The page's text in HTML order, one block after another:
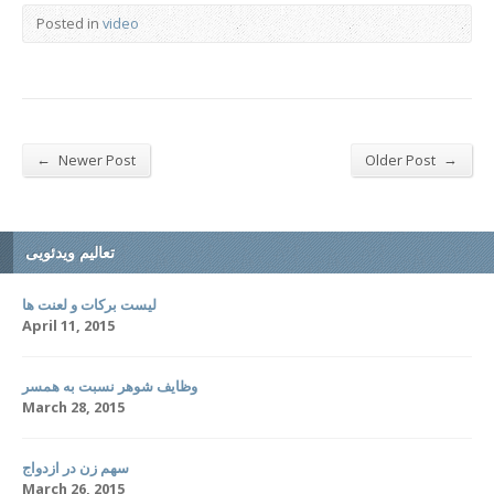
Posted in video
← Newer Post Older Post →
تعالیم ویدئویی
لیست برکات و لعنت ها
April 11, 2015
وظایف شوهر نسبت به همسر
March 28, 2015
سهم زن در ازدواج
March 26, 2015